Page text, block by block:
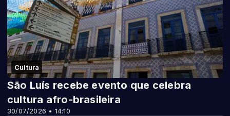
Cultura
30/07/2026 • 14:10
São Luís recebe evento que celebra
cultura afro-brasileira